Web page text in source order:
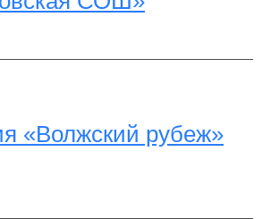
«Волжский рубеж»